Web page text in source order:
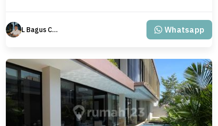
L Bagus Cakra Baskara Whatsapp